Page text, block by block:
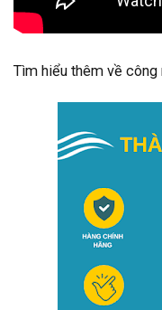
Tìm hiểu thêm về công